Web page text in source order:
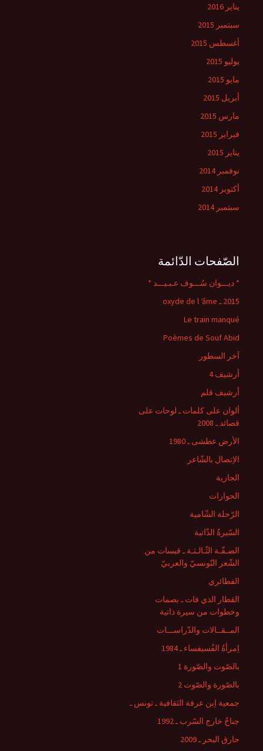
يناير 2016
سبتمبر 2015
أغسطس 2015
يوليو 2015
مايو 2015
أبريل 2015
مارس 2015
فبراير 2015
يناير 2015
نوفمبر 2014
أكتوبر 2014
سبتمبر 2014
الصّفحات الدّائمة
* ديـــوان سُـــوف عـبـيـــد *
2015 ـ oxyde de l ‘âme
Le train manqué
Poèmes de Souf Abid
آخر السطور
أرشيف 4
أرشيف قلم
ألوان على كلمات ـ لوحات على
قصائد ـ 2008
الأرض عطشى ـ 1980
الاِتصال بالشّاعر
الجازية
الحوارات
الرّحلة الشّامية
السّيرةُ الذّاتية
الضـفّـة الثّـالـثـة ـ قبسات من
الشّعر التّونسيّ والعربيّ
الفطائري
القطار الذي فات ـ بصمات
وخطوات من سيرة ذاتية
المــقــالات والدّراســـات
اِمرأةُ الفُسيفساء ـ 1984
بالصّوت والصّورة 1
بالصّورة والصّوت 2
جمعية اِبن عرفة الثقافية ـ تونس ـ
جناحٌ خارج السّرب ـ 1992
حارق البحر ـ 2009